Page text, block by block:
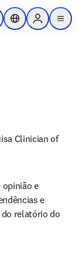
principal
aberta
Seletor deSign in to
menu
Clinician of
opinião e
e
do relatório do